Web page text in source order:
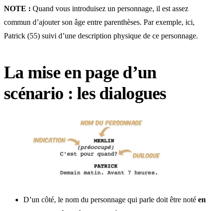
NOTE : Quand vous introduisez un personnage, il est assez
commun d’ajouter son âge entre parenthèses. Par exemple, ici,
Patrick (55) suivi d’une description physique de ce personnage.
La mise en page d’un
scénario : les dialogues
D’un côté, le nom du personnage qui parle doit être noté en